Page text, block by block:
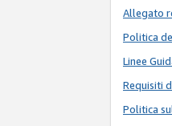
Allegato
Politica
Linee
Requisiti
Politica